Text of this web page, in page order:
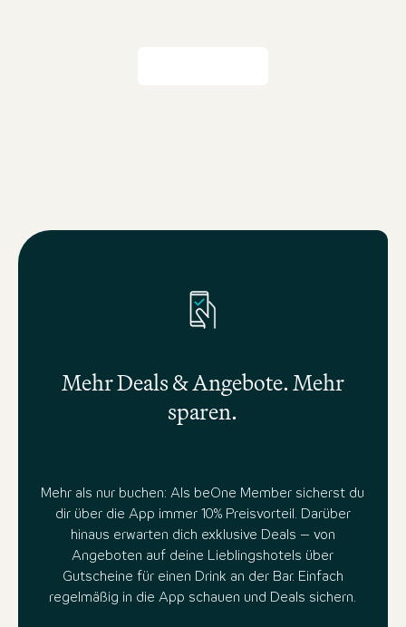
Mehr Deals & Angebote. Mehr
sparen.
Mehr als nur buchen: Als beOne Member sicherst du
dir über die App immer 10% Preisvorteil. Darüber
hinaus erwarten dich exklusive Deals – von
Angeboten auf deine Lieblingshotels über
Gutscheine für einen Drink an der Bar. Einfach
regelmäßig in die App schauen und Deals sichern.